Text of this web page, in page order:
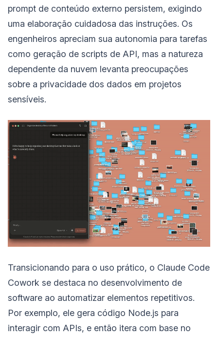
prompt de conteúdo externo persistem, exigindo
uma elaboração cuidadosa das instruções. Os
engenheiros apreciam sua autonomia para tarefas
como geração de scripts de API, mas a natureza
dependente da nuvem levanta preocupações
sobre a privacidade dos dados em projetos
sensíveis.
Transicionando para o uso prático, o Claude Code
Cowork se destaca no desenvolvimento de
software ao automatizar elementos repetitivos.
Por exemplo, ele gera código Node.js para
interagir com APIs, e então itera com base no